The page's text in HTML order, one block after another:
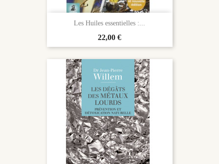
Les Huiles essentielles :...
Prix
22,00 €